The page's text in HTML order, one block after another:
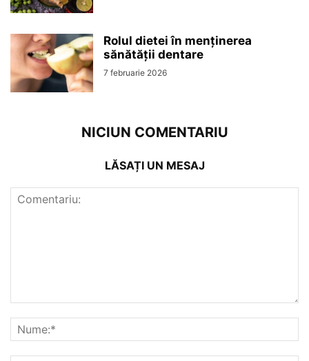
Rolul dietei în menținerea
sănătății dentare
7 februarie 2026
NICIUN COMENTARIU
LĂSAȚI UN MESAJ